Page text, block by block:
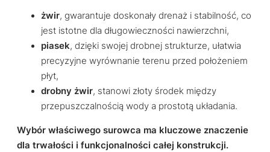
żwir, gwarantuje doskonały drenaż i stabilność, co
jest istotne dla długowieczności nawierzchni,
piasek, dzięki swojej drobnej strukturze, ułatwia
precyzyjne wyrównanie terenu przed położeniem
płyt,
drobny żwir, stanowi złoty środek między
przepuszczalnością wody a prostotą układania.
Wybór właściwego surowca ma kluczowe znaczenie
dla trwałości i funkcjonalności całej konstrukcji.